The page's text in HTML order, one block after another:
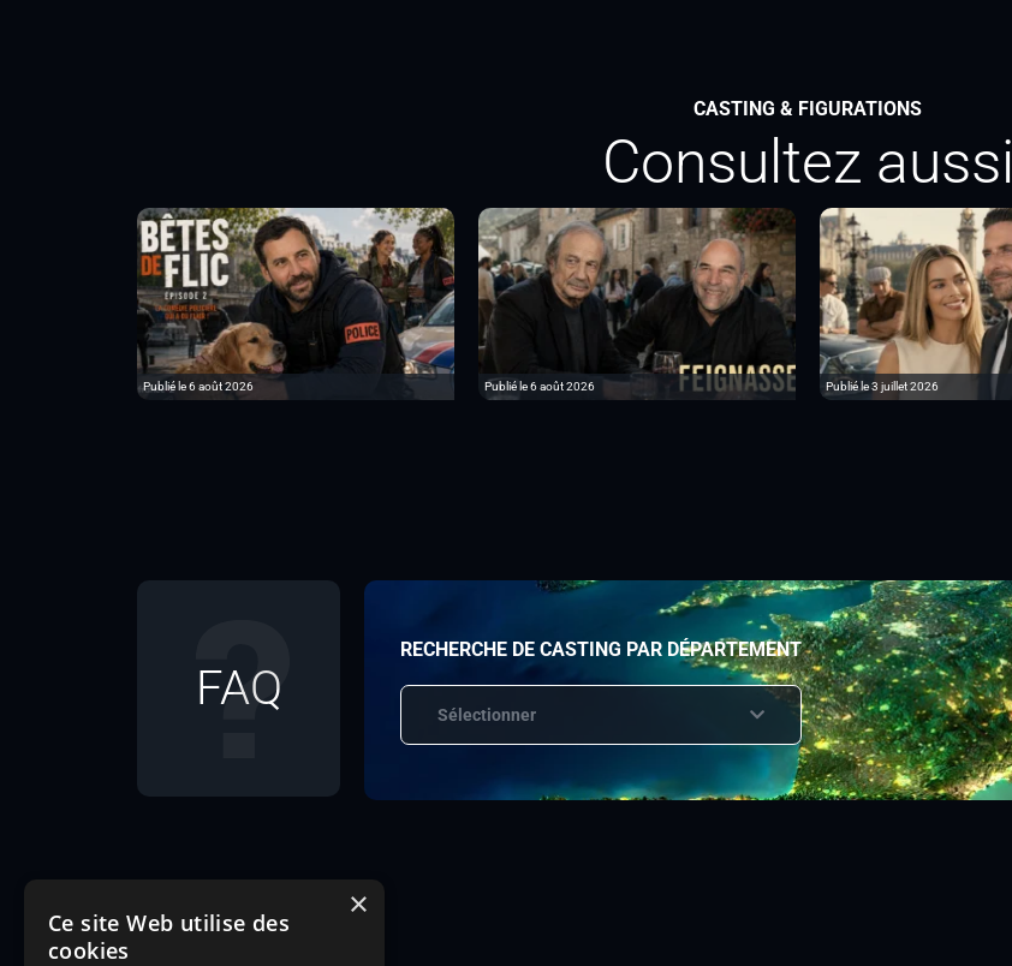
CASTING & FIGURATIONS
Consultez aussi
Publié le 6 août 2026 Publié le 6 août 2026 Publié le 3 juillet 2026
FAQ
RECHERCHE DE CASTING PAR DÉPARTEMENT
Sélectionner
×
Ce site Web utilise des
cookies